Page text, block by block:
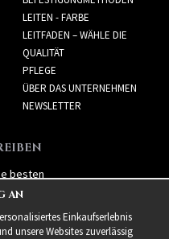
LEITEN - FARBE
LEITFADEN – WÄHLE DIE
QUALITÄT
PFLEGE
ÜBER DAS UNTERNEHMEN
NEWSLETTER
besten
AN
Einkaufserlebnis
unsere Websites zuverlässig